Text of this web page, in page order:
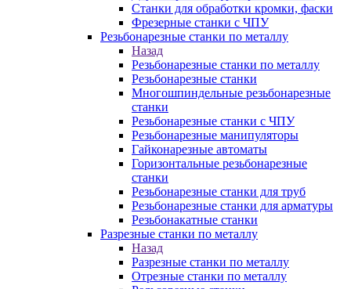
Станки для обработки кромки, фаски
Фрезерные станки с ЧПУ
Резьбонарезные станки по металлу
Назад
Резьбонарезные станки по металлу
Резьбонарезные станки
Многошпиндельные резьбонарезные
станки
Резьбонарезные станки с ЧПУ
Резьбонарезные манипуляторы
Гайконарезные автоматы
Горизонтальные резьбонарезные
станки
Резьбонарезные станки для труб
Резьбонарезные станки для арматуры
Резьбонакатные станки
Разрезные станки по металлу
Назад
Разрезные станки по металлу
Отрезные станки по металлу